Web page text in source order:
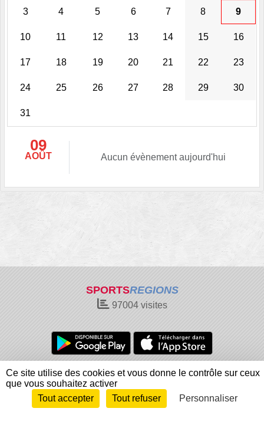
3 4 5 6 7 8 9
10 11 12 13 14 15 16
17 18 19 20 21 22 23
24 25 26 27 28 29 30
31
09
AOÛT Aucun évènement aujourd'hui
SPORTSREGIONS
97004visites
Charte cookies
Gestion des cookies
Informations légales
Signaler un contenu inapproprié
Envie de participer ?
Connexion
Ce site utilise des cookies et vous donne le contrôle sur ceux
que vous souhaitez activer
Tout accepter
Tout refuser Personnaliser